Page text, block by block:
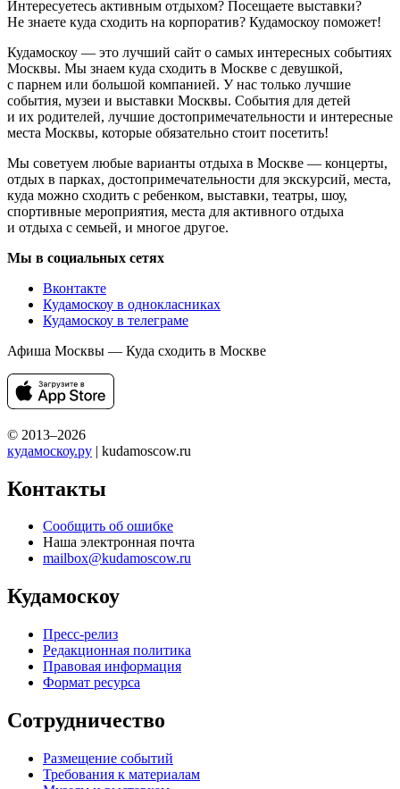
Интересуетесь активным отдыхом? Посещаете выставки?
Не знаете куда сходить на корпоратив? Кудамоскоу поможет!
Кудамоскоу — это лучший сайт о самых интересных событиях
Москвы. Мы знаем куда сходить в Москве с девушкой,
с парнем или большой компанией. У нас только лучшие
события, музеи и выставки Москвы. События для детей
и их родителей, лучшие достопримечательности и интересные
места Москвы, которые обязательно стоит посетить!
Мы советуем любые варианты отдыха в Москве — концерты,
отдых в парках, достопримечательности для экскурсий, места,
куда можно сходить с ребенком, выставки, театры, шоу,
спортивные мероприятия, места для активного отдыха
и отдыха с семьей, и многое другое.
Мы в социальных сетях
Вконтакте
Кудамоскоу в однокласниках
Кудамоскоу в телеграме
Афиша Москвы — Куда сходить в Москве
© 2013–2026
кудамоскоу.ру | kudamoscow.ru
Контакты
Сообщить об ошибке
Наша электронная почта
mailbox@kudamoscow.ru
Кудамоскоу
Пресс-релиз
Редакционная политика
Правовая информация
Формат ресурса
Сотрудничество
Размещение событий
Требования к материалам